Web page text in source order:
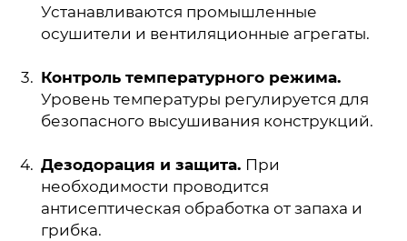
Устанавливаются промышленные
осушители и вентиляционные агрегаты.
Контроль температурного режима.
Уровень температуры регулируется для
безопасного высушивания конструкций.
Дезодорация и защита. При
необходимости проводится
антисептическая обработка от запаха и
грибка.